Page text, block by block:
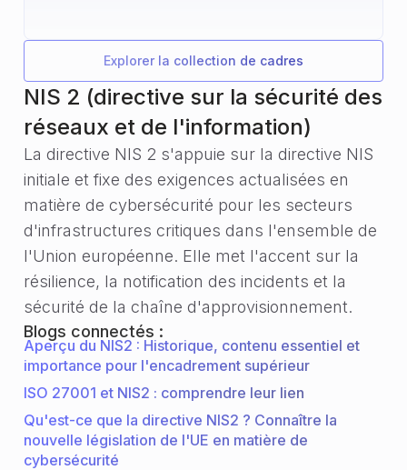
NIS 2 (directive sur la sécurité des
réseaux et de l'information)
La directive NIS 2 s'appuie sur la directive NIS
initiale et fixe des exigences actualisées en
matière de cybersécurité pour les secteurs
d'infrastructures critiques dans l'ensemble de
l'Union européenne. Elle met l'accent sur la
résilience, la notification des incidents et la
sécurité de la chaîne d'approvisionnement.
Blogs connectés :
Aperçu du NIS2 : Historique, contenu essentiel et
importance pour l'encadrement supérieur
ISO 27001 et NIS2 : comprendre leur lien
Qu'est-ce que la directive NIS2 ? Connaître la
nouvelle législation de l'UE en matière de
cybersécurité
Explorer la collection de cadres